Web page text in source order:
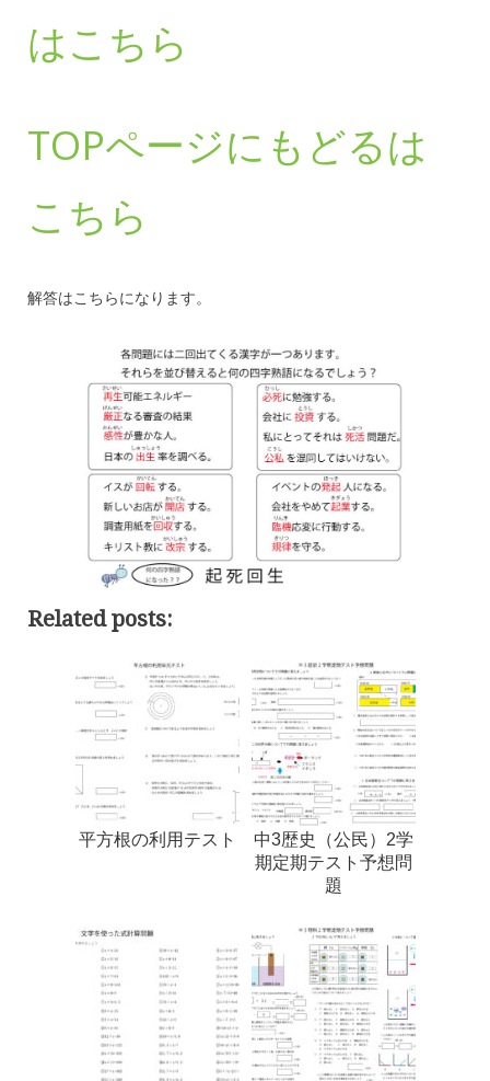
はこちら
TOPページにもどるは
こちら
解答はこちらになります。
Related posts:
平方根の利用テスト
中3歴史（公民）2学
期定期テスト予想問
題